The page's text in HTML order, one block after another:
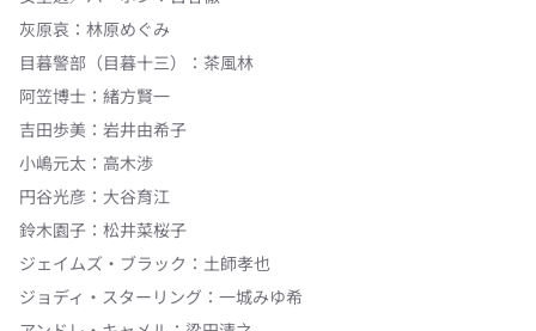
灰原哀 ： 林原めぐみ
目暮警部（目暮十三）
： 茶風林
阿笠博士 ： 緒方賢一
吉田歩美 ： 岩井由希子
小嶋元太 ： 高木渉
円谷光彦 ： 大谷育江
鈴木園子 ： 松井菜桜子
ジェイムズ・ブラック ： 土師孝也
ジョディ・スターリング ： 一城みゆ希